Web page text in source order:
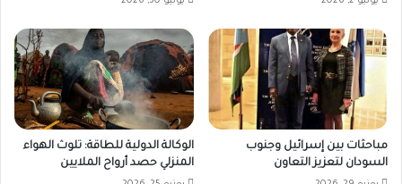
مباحثات بين إسرائيل وجنوب
السودان لتعزيز التعاون
الوكالة الدولية للطاقة: تلوث الهواء
المنزلي حصد أرواح الملايين